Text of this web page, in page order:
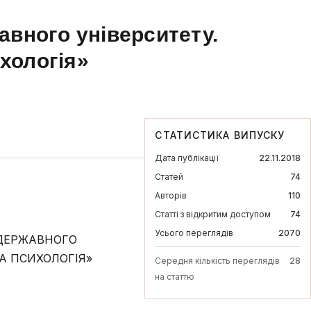
університету.
ПСИХОЛОГІЯ»
СТАТИСТИКА ВИПУСКУ
Дата публікації
22.11.2018
Статей
74
Авторів
110
Статті з відкритим доступом
74
Усього переглядів
2070
Середня кількість переглядів
на статтю
28